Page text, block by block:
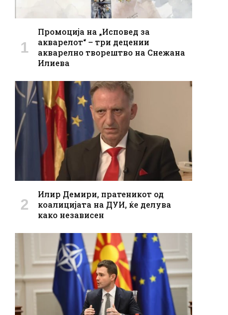
Промоција на „Исповед за
акварелот“ – три децении
акварелно творештво на Снежана
Илиева
Илир Демири, пратеникот од
коалицијата на ДУИ, ќе делува
како независен